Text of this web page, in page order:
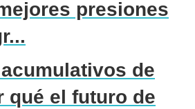
presiones
de
qué el futuro de